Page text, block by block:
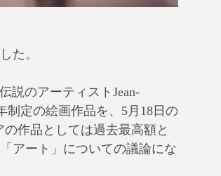
た。
説のアーティストJean-
制定の絵画作品を、5月18日の
作品としては過去最高額と
アート」についての議論にな